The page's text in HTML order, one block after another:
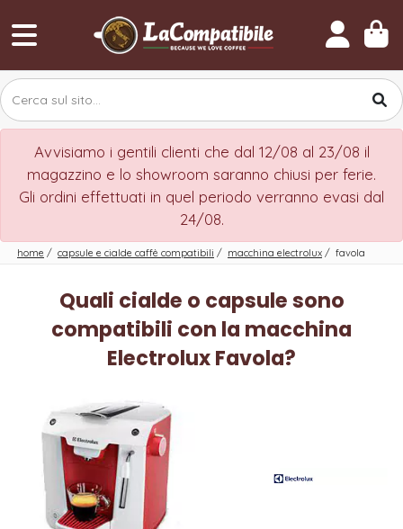
Avvisiamo i gentili clienti che dal 12/08 al 23/08 il
magazzino e lo showroom saranno chiusi per ferie.
Gli ordini effettuati in quel periodo verranno evasi dal
24/08.
home / capsule e cialde caffè compatibili / macchina electrolux / favola
Quali cialde o capsule sono
compatibili con la macchina
Electrolux Favola?